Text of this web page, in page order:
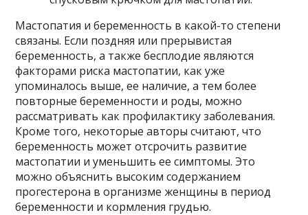
Мастопатия и беременность в какой-то степени
связаны. Если поздняя или прерывистая
беременность, а также бесплодие являются
факторами риска мастопатии, как уже
упоминалось выше, ее наличие, а тем более
повторные беременности и роды, можно
рассматривать как профилактику заболевания.
Кроме того, некоторые авторы считают, что
беременность может отсрочить развитие
мастопатии и уменьшить ее симптомы. Это
можно объяснить высоким содержанием
прогестерона в организме женщины в период
беременности и кормления грудью.